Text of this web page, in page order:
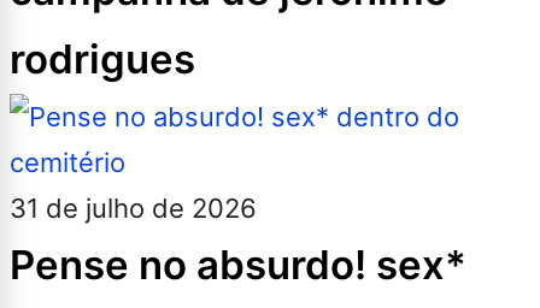
rodrigues
31 de julho de 2026
Pense no absurdo! sex*